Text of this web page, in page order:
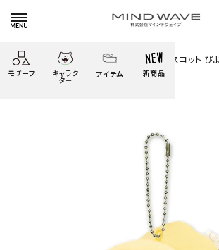
モチーフ キャラク
タ－
ゆるあにまる
アイテム
ふせん
文具小物
雑貨
新商品
HOME すべての商品 ぬいぐるみマスコット ぴ